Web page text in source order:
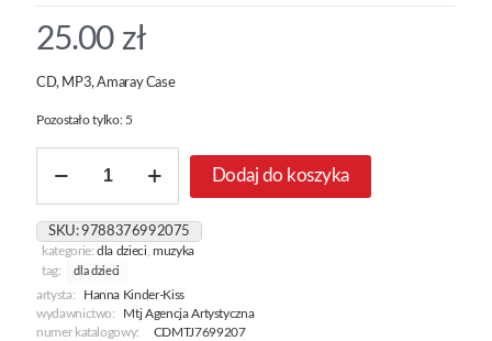
25.00 zł
CD, MP3, Amaray Case
Pozostało tylko: 5
Rodzina
I
Ja
[Natalia
/
Mp3]
Dodaj do koszyka
SKU:9788376992075
kategorie:dla dzieci, muzyka
tag:
dla dzieci
artysta:
Hanna Kinder-Kiss
wydawnictwo:
Mtj Agencja Artystyczna
numer katalogowy:
CDMTJ7699207